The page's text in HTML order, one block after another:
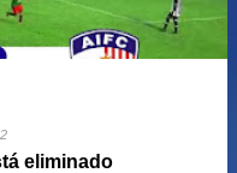
eliminado